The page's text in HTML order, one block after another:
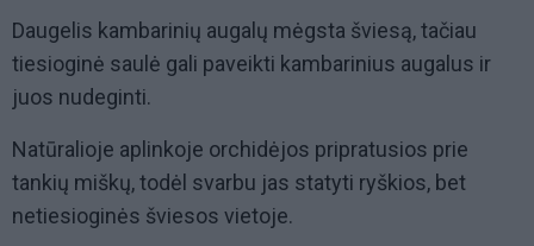
Daugelis kambarinių augalų mėgsta šviesą, tačiau
tiesioginė saulė gali paveikti kambarinius augalus ir
juos nudeginti.
Natūralioje aplinkoje orchidėjos pripratusios prie
tankių miškų, todėl svarbu jas statyti ryškios, bet
netiesioginės šviesos vietoje.